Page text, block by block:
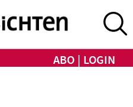
ABO LOGIN